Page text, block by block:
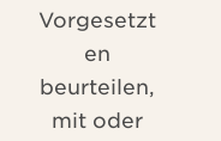
Vorgesetzt
en
beurteilen,
mit oder